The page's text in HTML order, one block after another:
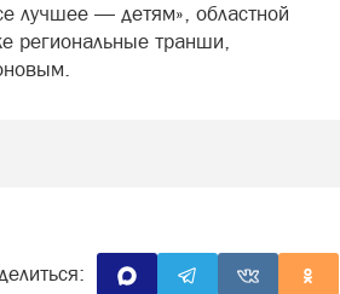
лучшее — детям», областной
региональные транши,